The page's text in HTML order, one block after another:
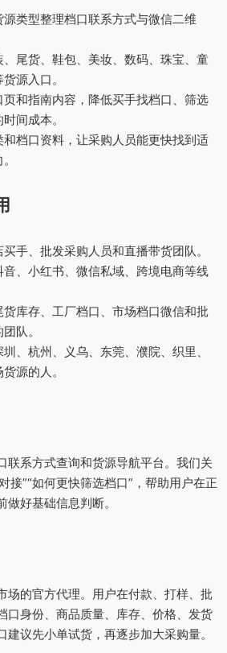
类型整理档口联系方式与微信二维
尾货、鞋包、美妆、数码、珠宝、童
源入口。
和指南内容，降低买手找档口、筛选
间成本。
档口资料，让采购人员能更快找到适
手、批发采购人员和直播带货团队。
、小红书、微信私域、跨境电商等线
库存、工厂档口、市场档口微信和批
队。
、杭州、义乌、东莞、濮院、织里、
源的人。
联系方式查询和货源导航平台。我们关
接”“如何更快筛选档口”，帮助用户在正
好基础信息判断。
场的官方代理。用户在付款、打样、批
口身份、商品质量、库存、价格、发货
议先小单试货，再逐步加大采购量。